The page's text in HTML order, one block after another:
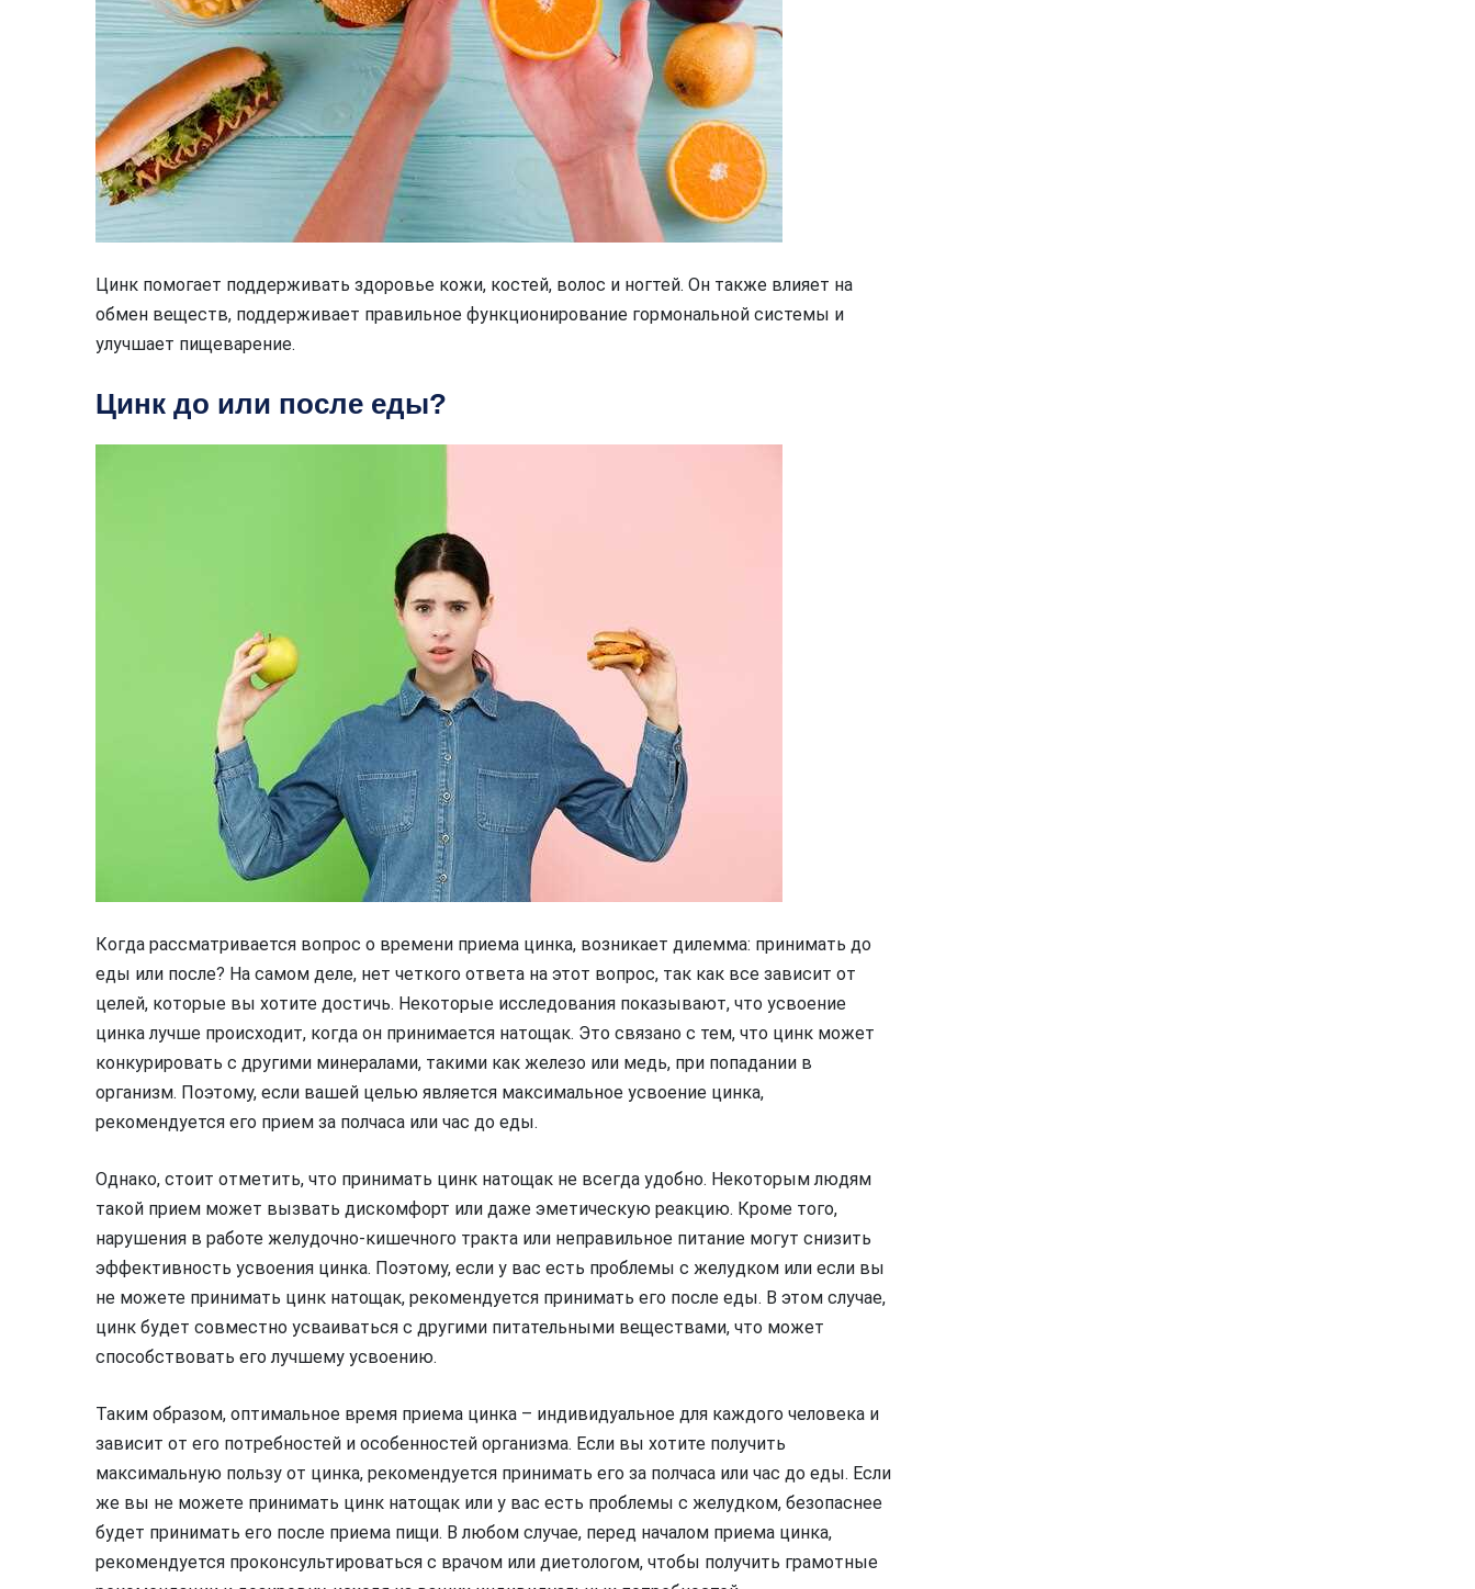
Цинк помогает поддерживать здоровье кожи, костей, волос и ногтей. Он также влияет на
обмен веществ, поддерживает правильное функционирование гормональной системы и
улучшает пищеварение.
Цинк до или после еды?
Когда рассматривается вопрос о времени приема цинка, возникает дилемма: принимать до
еды или после? На самом деле, нет четкого ответа на этот вопрос, так как все зависит от
целей, которые вы хотите достичь. Некоторые исследования показывают, что усвоение
цинка лучше происходит, когда он принимается натощак. Это связано с тем, что цинк может
конкурировать с другими минералами, такими как железо или медь, при попадании в
организм. Поэтому, если вашей целью является максимальное усвоение цинка,
рекомендуется его прием за полчаса или час до еды.
Однако, стоит отметить, что принимать цинк натощак не всегда удобно. Некоторым людям
такой прием может вызвать дискомфорт или даже эметическую реакцию. Кроме того,
нарушения в работе желудочно-кишечного тракта или неправильное питание могут снизить
эффективность усвоения цинка. Поэтому, если у вас есть проблемы с желудком или если вы
не можете принимать цинк натощак, рекомендуется принимать его после еды. В этом случае,
цинк будет совместно усваиваться с другими питательными веществами, что может
способствовать его лучшему усвоению.
Таким образом, оптимальное время приема цинка – индивидуальное для каждого человека и
зависит от его потребностей и особенностей организма. Если вы хотите получить
максимальную пользу от цинка, рекомендуется принимать его за полчаса или час до еды. Если
же вы не можете принимать цинк натощак или у вас есть проблемы с желудком, безопаснее
будет принимать его после приема пищи. В любом случае, перед началом приема цинка,
рекомендуется проконсультироваться с врачом или диетологом, чтобы получить грамотные